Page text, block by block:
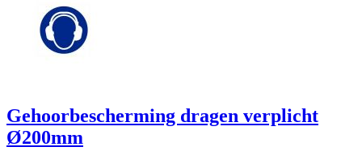
Gehoorbescherming dragen verplicht
Ø200mm